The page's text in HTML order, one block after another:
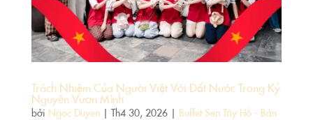
Trách Nhiệm Của Người Việt Với Đất Nước Trong Kỷ
Nguyên Vươn Mình
bởi Ngoc Duyen| Th4 30, 2026| Buffet Sen Tây Hồ - Bản